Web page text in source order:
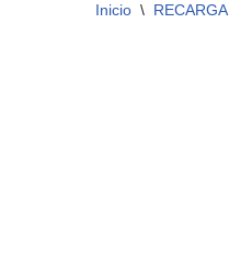
Inicio \ RECARGA